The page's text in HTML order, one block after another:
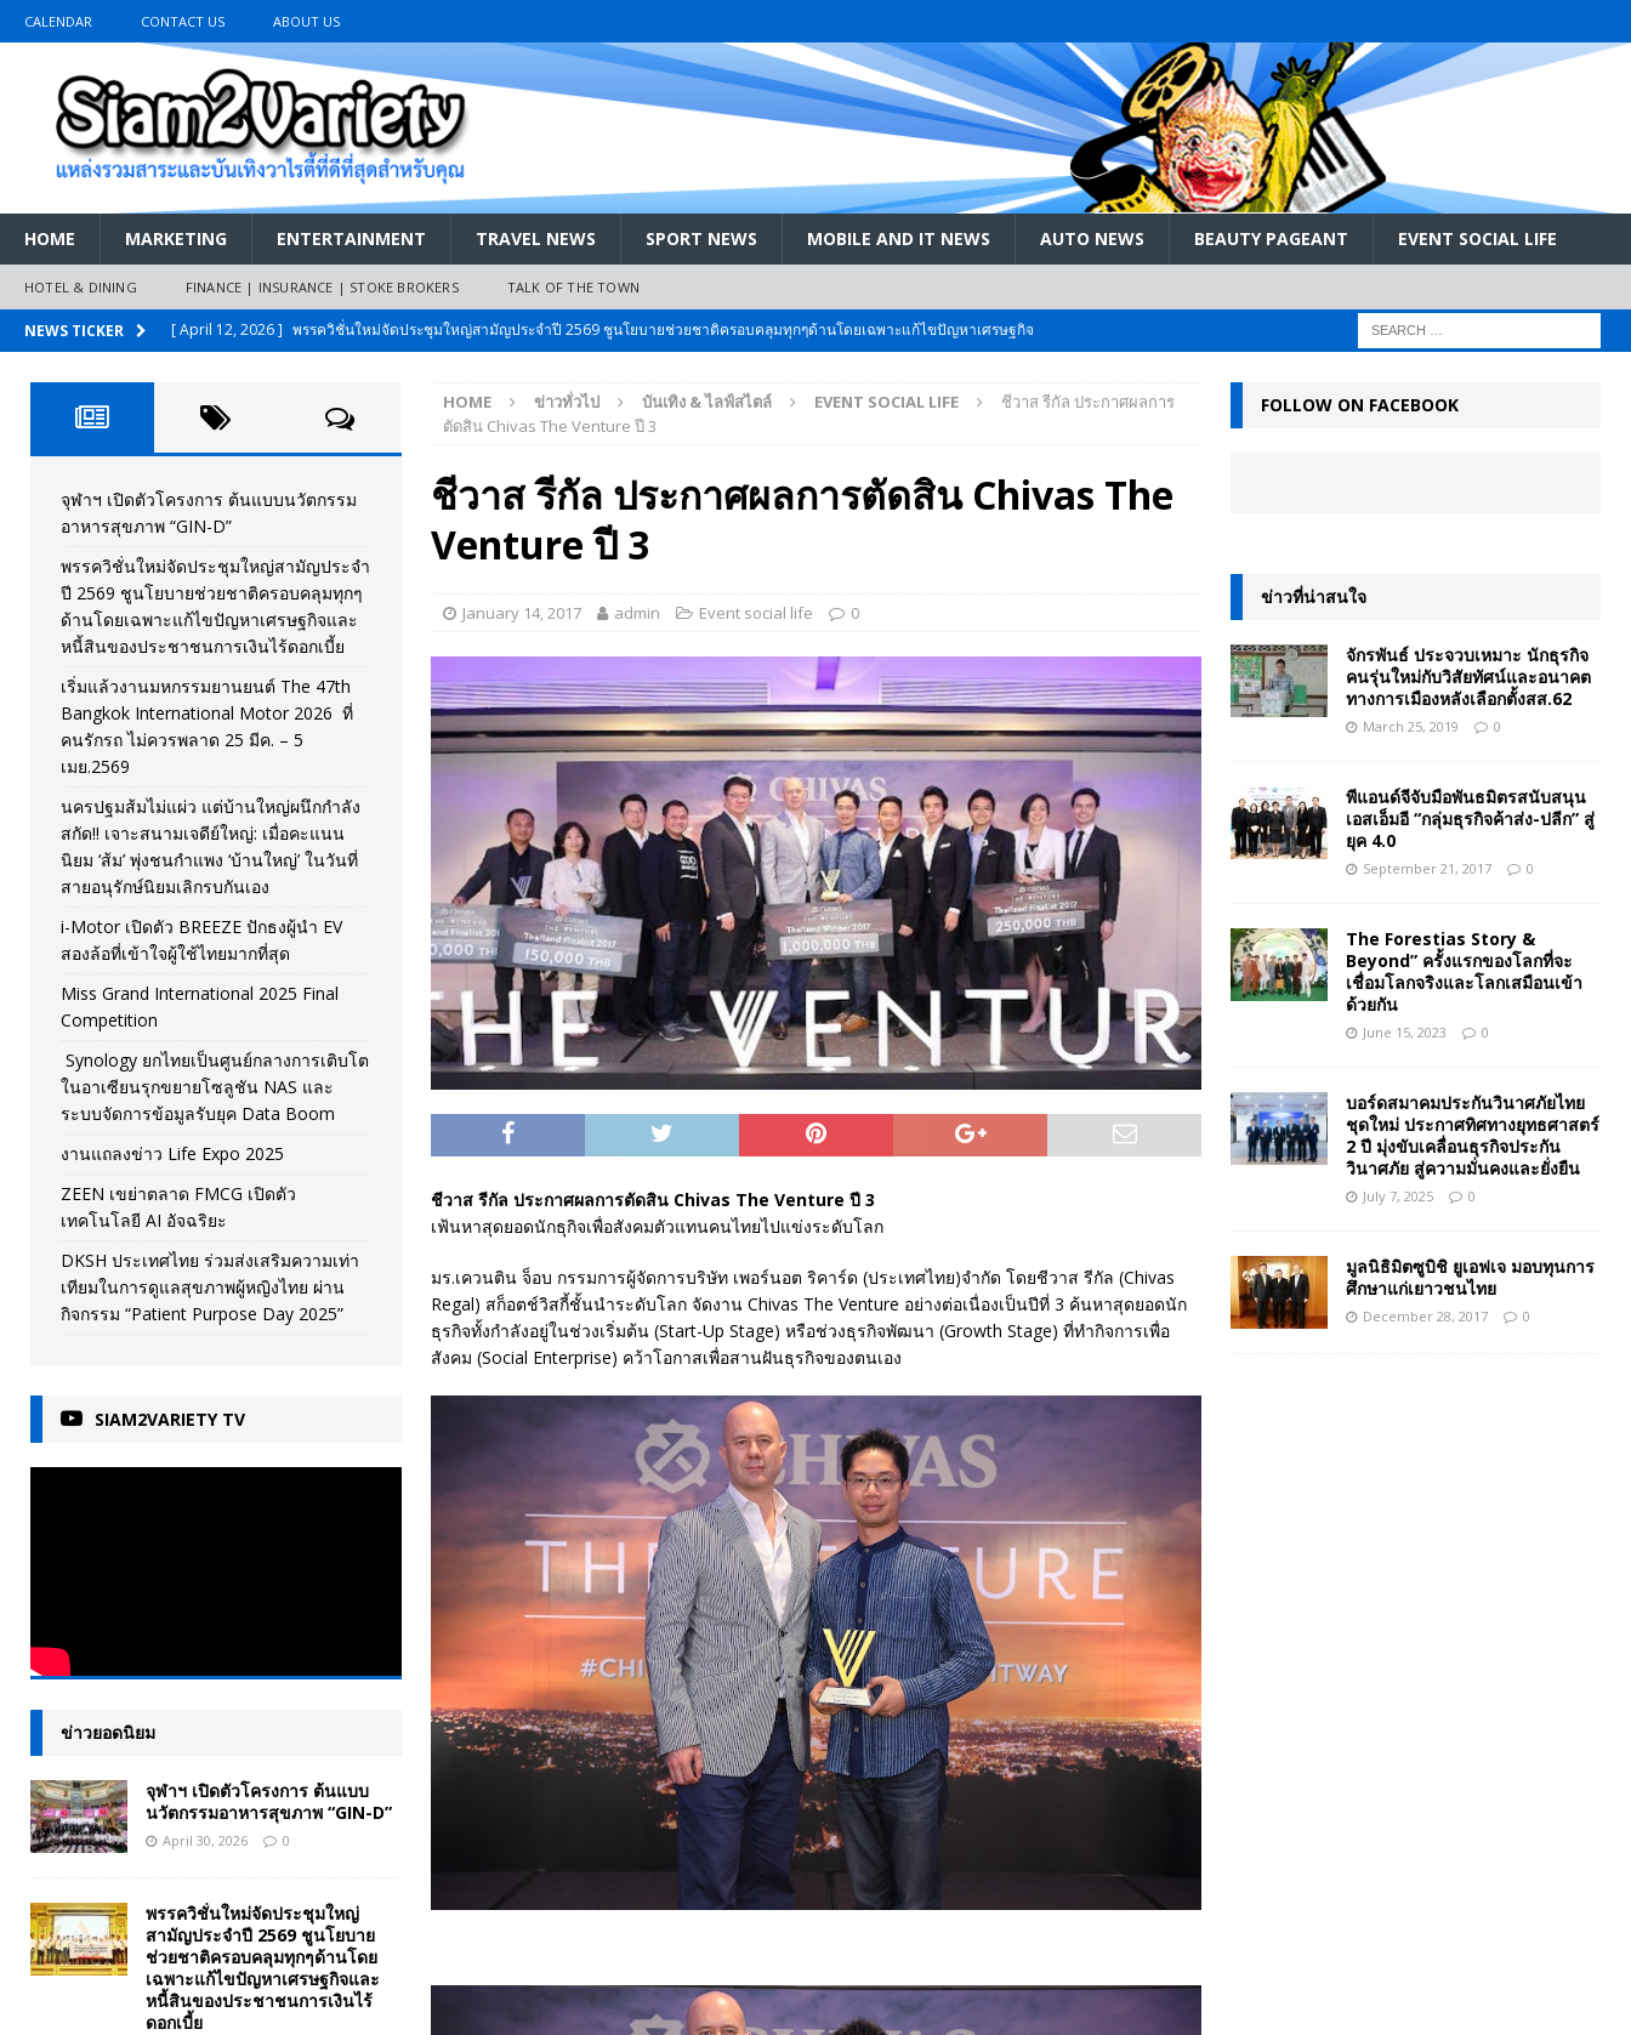
CALENDAR CONTACT US ABOUT US
HOME MARKETING ENTERTAINMENT TRAVEL NEWS SPORT NEWS MOBILE AND IT NEWS AUTO NEWS BEAUTY PAGEANT EVENT SOCIAL LIFE
HOTEL & DINING FINANCE | INSURANCE | STOKE BROKERS TALK OF THE TOWN
NEWS TICKER [ April 12, 2026 ] พรรควิชั่นใหม่จัดประชุมใหญ่สามัญประจำปี 2569 ชูนโยบายช่วยชาติครอบคลุมทุกๆด้านโดยเฉพาะแก้ไขปัญหาเศรษฐกิจ
[ March 26, 2026 ]
เริ่มแล้วงานมหกรรมยานยนต์ The 47th Bangkok International Motor 2026 ที่คนรักรถ ไม่ควรพลาด 25 มีค. – 5
เมย.2569
AUTO NEWS
[ February 10, 2026 ] นครปฐมส้มไม่แผ่ว แต่บ้านใหญ่ผนึกกำลัง สกัด!! เจาะสนามเจดีย์ใหญ่: เมื่อคะแนนนิยม ‘ส้ม’ พุ่งชนกำแพง ‘บ้านใหญ่’ ใน
วันที่สายอนุรักษ์นิยมเลิกรบกันเอง
PR NEWS
[ November 26, 2025 ] i-Motor เปิดตัว BREEZE ปักธงผู้นำ EV สองล้อที่เข้าใจผู้ใช้ไทยมากที่สุด
[ April 30, 2026 ] จุฬาฯ เปิดตัวโครงการ ต้นแบบนวัตกรรมอาหารสุขภาพ “GIN-D” EVENT SOCIAL LIFE
HOME ข่าวทั่วไป บันเทิง & ไลฟ์สไตล์ EVENT SOCIAL LIFE
ชีวาส รีกัล ประกาศผลการ
ตัดสิน Chivas The Venture ปี 3
ชีวาส รีกัล ประกาศผลการตัดสิน Chivas The
Venture ปี 3
January 14, 2017 admin Event social life 0
ชีวาส รีกัล ประกาศผลการตัดสิน Chivas The Venture ปี 3
เฟ้นหาสุดยอดนักธุกิจเพื่อสังคมตัวแทนคนไทยไปแข่งระดับโลก
มร.เควนติน จ็อบ กรรมการผู้จัดการบริษัท เพอร์นอต ริคาร์ด (ประเทศไทย)จำกัด โดยชีวาส รีกัล (Chivas
Regal) สก็อตช์วิสกี้ชั้นนำระดับโลก จัดงาน Chivas The Venture อย่างต่อเนื่องเป็นปีที่ 3 ค้นหาสุดยอดนัก
ธุรกิจทั้งกำลังอยู่ในช่วงเริ่มต้น (Start-Up Stage) หรือช่วงธุรกิจพัฒนา (Growth Stage) ที่ทำกิจการเพื่อ
สังคม (Social Enterprise) คว้าโอกาสเพื่อสานฝันธุรกิจของตนเอง
จุฬาฯ เปิดตัวโครงการ ต้นแบบนวัตกรรม
อาหารสุขภาพ “GIN-D”
พรรควิชั่นใหม่จัดประชุมใหญ่สามัญประจำ
ปี 2569 ชูนโยบายช่วยชาติครอบคลุมทุกๆ
ด้านโดยเฉพาะแก้ไขปัญหาเศรษฐกิจและ
หนี้สินของประชาชนการเงินไร้ดอกเบี้ย
เริ่มแล้วงานมหกรรมยานยนต์ The 47th
Bangkok International Motor 2026 ที่
คนรักรถ ไม่ควรพลาด 25 มีค. – 5
เมย.2569
นครปฐมส้มไม่แผ่ว แต่บ้านใหญ่ผนึกกำลัง
สกัด!! เจาะสนามเจดีย์ใหญ่: เมื่อคะแนน
นิยม ‘ส้ม’ พุ่งชนกำแพง ‘บ้านใหญ่’ ในวันที่
สายอนุรักษ์นิยมเลิกรบกันเอง
i-Motor เปิดตัว BREEZE ปักธงผู้นำ EV
สองล้อที่เข้าใจผู้ใช้ไทยมากที่สุด
Miss Grand International 2025 Final
Competition
Synology ยกไทยเป็นศูนย์กลางการเติบโต
ในอาเซียนรุกขยายโซลูชัน NAS และ
ระบบจัดการข้อมูลรับยุค Data Boom
งานแถลงข่าว Life Expo 2025
ZEEN เขย่าตลาด FMCG เปิดตัว
เทคโนโลยี AI อัจฉริยะ
DKSH ประเทศไทย ร่วมส่งเสริมความเท่า
เทียมในการดูแลสุขภาพผู้หญิงไทย ผ่าน
กิจกรรม “Patient Purpose Day 2025”
SIAM2VARIETY TV
ข่าวยอดนิยม
จุฬาฯ เปิดตัวโครงการ ต้นแบบ
นวัตกรรมอาหารสุขภาพ “GIN-D”
April 30, 2026 0
พรรควิชั่นใหม่จัดประชุมใหญ่
สามัญประจำปี 2569 ชูนโยบาย
ช่วยชาติครอบคลุมทุกๆด้านโดย
เฉพาะแก้ไขปัญหาเศรษฐกิจและ
หนี้สินของประชาชนการเงินไร้
ดอกเบี้ย
FOLLOW ON FACEBOOK
ข่าวที่น่าสนใจ
จักรพันธ์ ประจวบเหมาะ นักธุรกิจ
คนรุ่นใหม่กับวิสัยทัศน์และอนาคต
ทางการเมืองหลังเลือกตั้งสส.62
March 25, 2019 0
พีแอนด์จีจับมือพันธมิตรสนับสนุน
เอสเอ็มอี “กลุ่มธุรกิจค้าส่ง-ปลีก” สู่
ยุค 4.0
September 21, 2017 0
The Forestias Story &
Beyond” ครั้งแรกของโลกที่จะ
เชื่อมโลกจริงและโลกเสมือนเข้า
ด้วยกัน
June 15, 2023 0
บอร์ดสมาคมประกันวินาศภัยไทย
ชุดใหม่ ประกาศทิศทางยุทธศาสตร์
2 ปี มุ่งขับเคลื่อนธุรกิจประกัน
วินาศภัย สู่ความมั่นคงและยั่งยืน
July 7, 2025 0
มูลนิธิมิตซูบิชิ ยูเอฟเจ มอบทุนการ
ศึกษาแก่เยาวชนไทย
December 28, 2017 0